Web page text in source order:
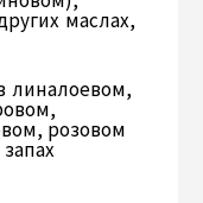
маслах,
линалоевом,
розовом